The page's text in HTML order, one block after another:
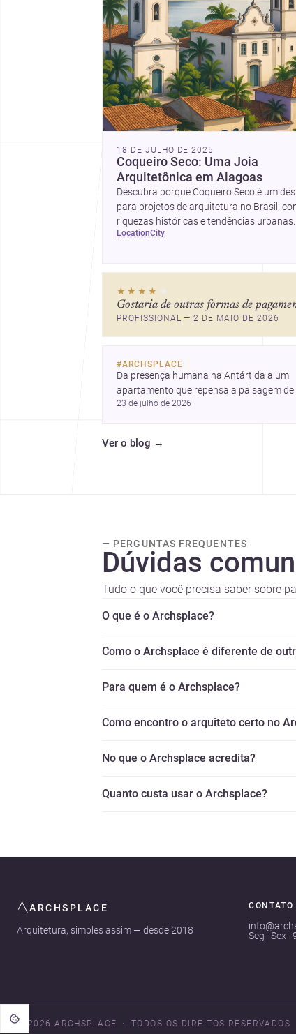
18 DE JULHO DE 2025
Coqueiro Seco: Uma Joia
Arquitetônica em Alagoas
Descubra porque Coqueiro Seco é um
para projetos de arquitetura no Brasil,
riquezas históricas e tendências urbanas.
location city
★★★★ ★
Gostaria de outras formas de
PROFISSIONAL — 2 DE MAIO DE 2026
#ARCHSPLACE
Da presença humana na Antártida a um
apartamento que repensa a paisagem de
e uma casa em Amã integrada ao terreno.
23 de julho de 2026
Ver o blog →
— PERGUNTAS FREQUENTES
Dúvidas
Tudo o que você precisa saber sobre
O que é o Archsplace?
Como o Archsplace é diferente de
Para quem é o Archsplace?
Como encontro o arquiteto certo no
No que o Archsplace acredita?
Quanto custa usar o Archsplace?
ARCHSPLACE
Arquitetura, simples assim — desde 2018
CONTATO
Seg–Sex ·
© 2026 ARCHSPLACE TODOS OS DIREITOS RESERVADOS